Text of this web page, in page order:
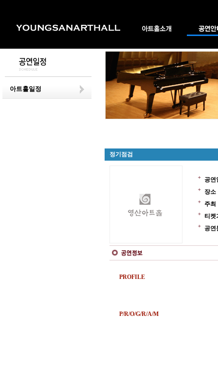
아트홀일정
정기점검
공연
장소
주최
티켓
공연
PROFILE
P/R/O/G/R/A/M